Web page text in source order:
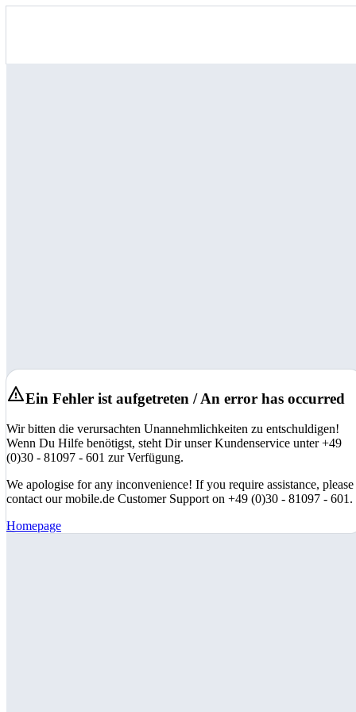
Ein Fehler ist aufgetreten / An error has occurred
Wir bitten die verursachten Unannehmlichkeiten zu entschuldigen!
Wenn Du Hilfe benötigst, steht Dir unser Kundenservice unter +49
(0)30 - 81097 - 601 zur Verfügung.
We apologise for any inconvenience! If you require assistance, please
contact our mobile.de Customer Support on +49 (0)30 - 81097 - 601.
Homepage